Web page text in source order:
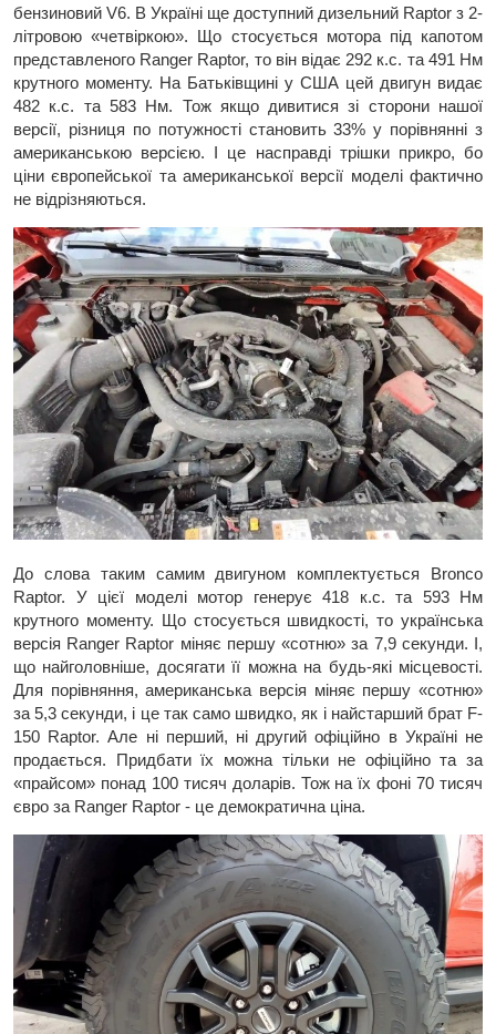
бензиновий V6. В Україні ще доступний дизельний Raptor з 2-
літровою «четвіркою». Що стосується мотора під капотом
представленого Ranger Raptor, то він відає 292 к.с. та 491 Нм
крутного моменту. На Батьківщині у США цей двигун видає
482 к.с. та 583 Нм. Тож якщо дивитися зі сторони нашої
версії, різниця по потужності становить 33% у порівнянні з
американською версією. І це насправді трішки прикро, бо
ціни європейської та американської версії моделі фактично
не відрізняються.
До слова таким самим двигуном комплектується Bronco
Raptor. У цієї моделі мотор генерує 418 к.с. та 593 Нм
крутного моменту. Що стосується швидкості, то українська
версія Ranger Raptor міняє першу «сотню» за 7,9 секунди. І,
що найголовніше, досягати її можна на будь-які місцевості.
Для порівняння, американська версія міняє першу «сотню»
за 5,3 секунди, і це так само швидко, як і найстарший брат F-
150 Raptor. Але ні перший, ні другий офіційно в Україні не
продається. Придбати їх можна тільки не офіційно та за
«прайсом» понад 100 тисяч доларів. Тож на їх фоні 70 тисяч
євро за Ranger Raptor - це демократична ціна.